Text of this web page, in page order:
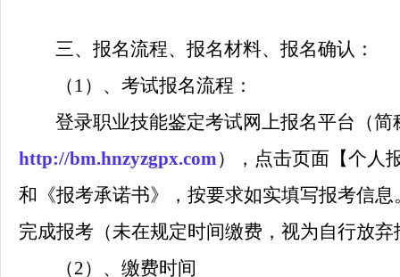
三、报名流程、报名材料、报名确认：
（1）、考试报名流程：
登录职业技能鉴定考试网上报名平台（简
http://bm.hnzyzgpx.com），点击页面【个人
和《报考承诺书》，按要求如实填写报考信
完成报考（未在规定时间缴费，视为自行放
（2）、缴费时间